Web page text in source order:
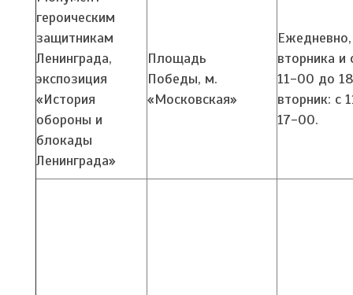
героическим
защитникам
Ленинграда,
экспозиция
«История
обороны и
блокады
Ленинграда»
Площадь
Победы, м.
«Московская»
вторника и
11-00 до
вторник: с
17-00.